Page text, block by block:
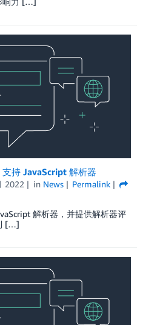
持 JavaScript 解析器
2022 in News
Permalink
解析器，并提供解析器评
[…]